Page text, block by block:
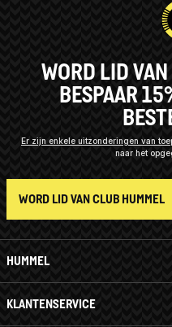
HUMMEL
KLANTENSERVICE
WORD LID
BESPAAR
Er zijn enkele uitzonderingen van
naar het
WORD LID VAN CLUB HUMMEL